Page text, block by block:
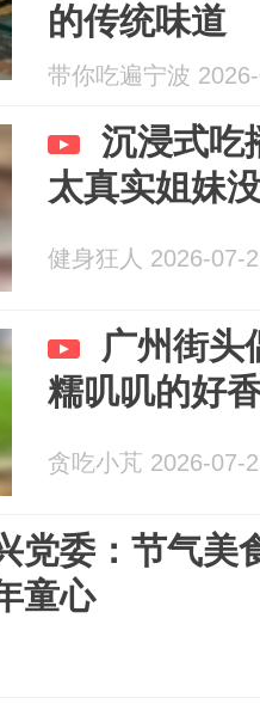
的传统味道
带你吃遍宁波
沉浸式吃
太真实姐妹
健身狂人 2026-07-
广州街头
糯叽叽的好
贪吃小芃 2026-07-
委：节气美
童心